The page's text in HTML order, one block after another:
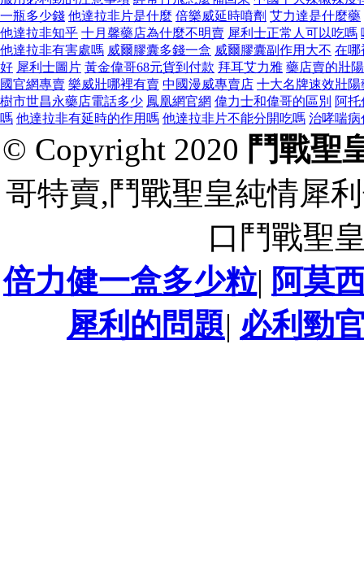
一瓶多少錢 他達拉非片是什麼 倍樂威延時噴劑 艾力達是什麼藥
他達拉非知乎 十月馨藥店為什麼不明賣 犀利士正常人可以吃嗎
他達拉非有害處嗎 威爾膠囊多錢一盒 威爾膠囊副作用大不 在哪
好 犀利士圖片 黃金偉哥68元貨到付款 拜耳艾力雅 藥店賣的壯
國官網專賣 樂威壯哪裡有賣 中國漫威專賣店 十大名牌速效壯陽
樹市世昌永藥店電話多少 鳳凰網官網 偉力士和偉哥的區別 阿
嗎 他達拉非有延時的作用嗎 他達拉非片不能分開吃嗎 治哮喘病
© Copyright 2020 鬥戰聖
哥特賣,鬥戰聖皇純情犀
口鬥戰聖
倍力健一盒多少粒| 阿莫
犀利的問題| 必利勁